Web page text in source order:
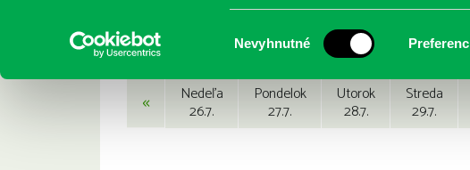
súhlasu
Nevyhnutné
Podujatia
« Nedeľa
26.7.
Pondelok
27.7.
Utorok
28.7.
Streda
29.7.